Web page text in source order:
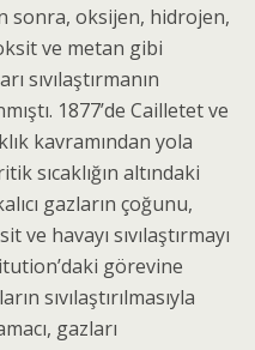
sonra, oksi­jen, hidrojen,
ve metan gibi
sıvılaştır­manın
1877’de Cailletet ve
kavra­mından yola
sıcak­lığın altındaki
gazların çoğunu,
havayı sıvılaştırmayı
görevine
sıvılaştırılmasıyla
gazları